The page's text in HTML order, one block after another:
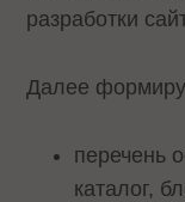
разработки
Далее
перечень
каталог,